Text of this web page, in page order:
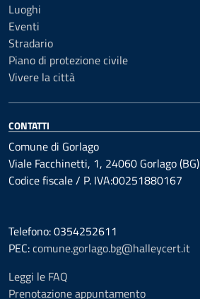
Luoghi
Eventi
Stradario
Piano di protezione civile
Vivere la città
CONTATTI
Comune di Gorlago
Viale Facchinetti, 1, 24060 Gorlago (BG)
Codice fiscale / P. IVA:00251880167
Telefono: 0354252611
PEC:comune.gorlago.bg@halleycert.it
Leggi le FAQ
Prenotazione appuntamento